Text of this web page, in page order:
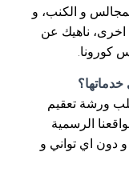
و الكنب، و
ناهيك عن
كورونا.
ورشة تعقيم
الرسمية
و دون اي تواني و